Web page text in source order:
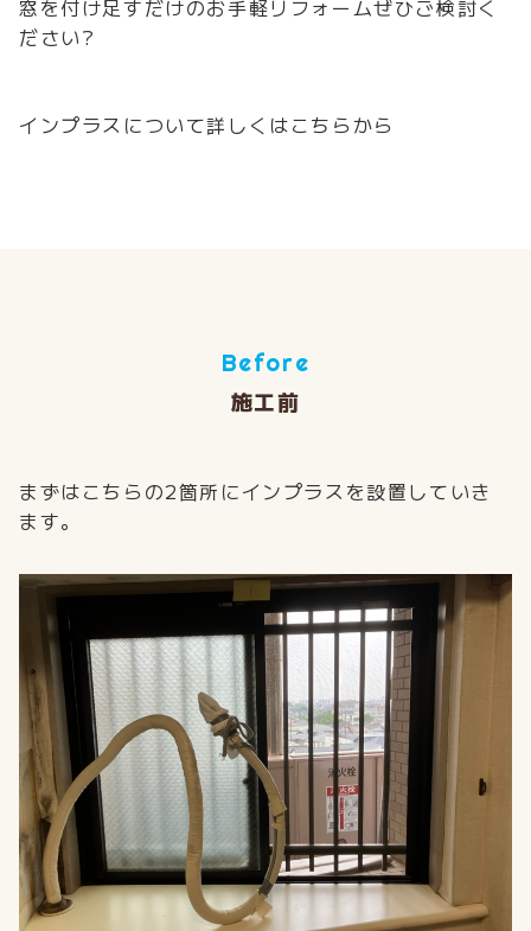
窓を付け足すだけのお手軽リフォームぜひご検討く
ださい?
インプラスについて詳しくはこちらから
Before
施工前
まずはこちらの2箇所にインプラスを設置していき
ます。